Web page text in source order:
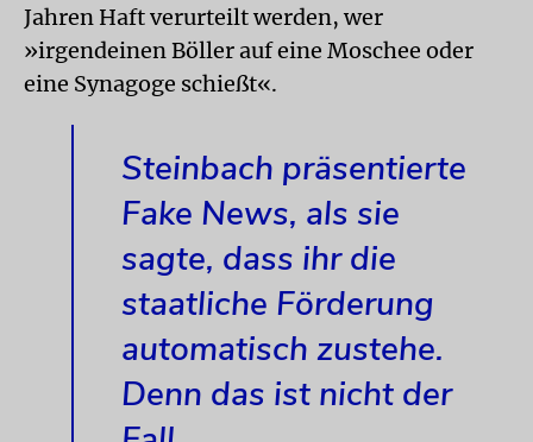
Jahren Haft verurteilt werden, wer
»irgendeinen Böller auf eine Moschee oder
eine Synagoge schießt«.
Steinbach präsentierte
Fake News, als sie
sagte, dass ihr die
staatliche Förderung
automatisch zustehe.
Denn das ist nicht der